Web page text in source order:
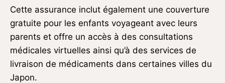
Cette assurance inclut également une couverture
gratuite pour les enfants voyageant avec leurs
parents et offre un accès à des consultations
médicales virtuelles ainsi qu’à des services de
livraison de médicaments dans certaines villes du
Japon.